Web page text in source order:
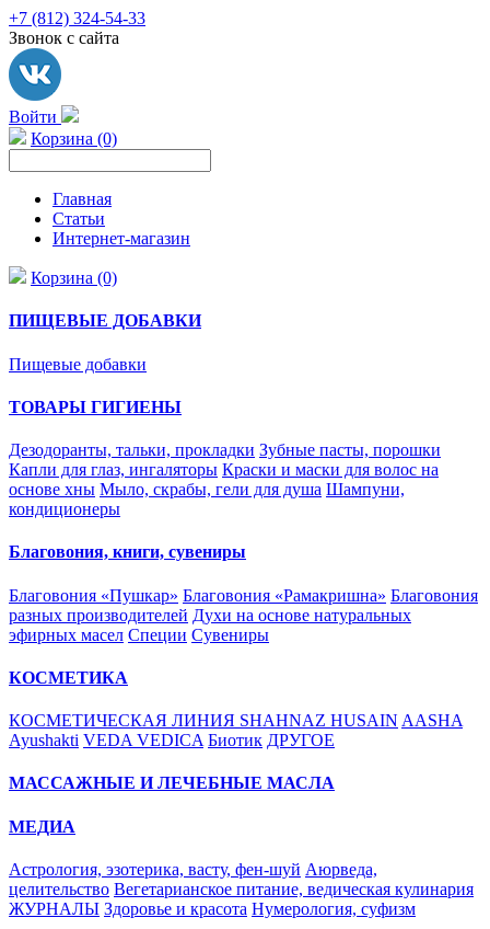
+7 (812) 324-54-33
Звонок с сайта
Войти
Корзина (0)
Главная
Статьи
Интернет-магазин
Корзина (0)
ПИЩЕВЫЕ ДОБАВКИ
Пищевые добавки
ТОВАРЫ ГИГИЕНЫ
Дезодоранты, тальки, прокладки Зубные пасты, порошки
Капли для глаз, ингаляторы Краски и маски для волос на
основе хны Мыло, скрабы, гели для душа Шампуни,
кондиционеры
Благовония, книги, сувениры
Благовония «Пушкар» Благовония «Рамакришна» Благовония
разных производителей Духи на основе натуральных
эфирных масел Специи Сувениры
КОСМЕТИКА
КОСМЕТИЧЕСКАЯ ЛИНИЯ SHAHNAZ HUSAIN AASHA
Ayushakti VEDA VEDICA Биотик ДРУГОЕ
МАССАЖНЫЕ И ЛЕЧЕБНЫЕ МАСЛА
МЕДИА
Астрология, эзотерика, васту, фен-шуй Аюрведа,
целительство Вегетарианское питание, ведическая кулинария
ЖУРНАЛЫ Здоровье и красота Нумерология, суфизм